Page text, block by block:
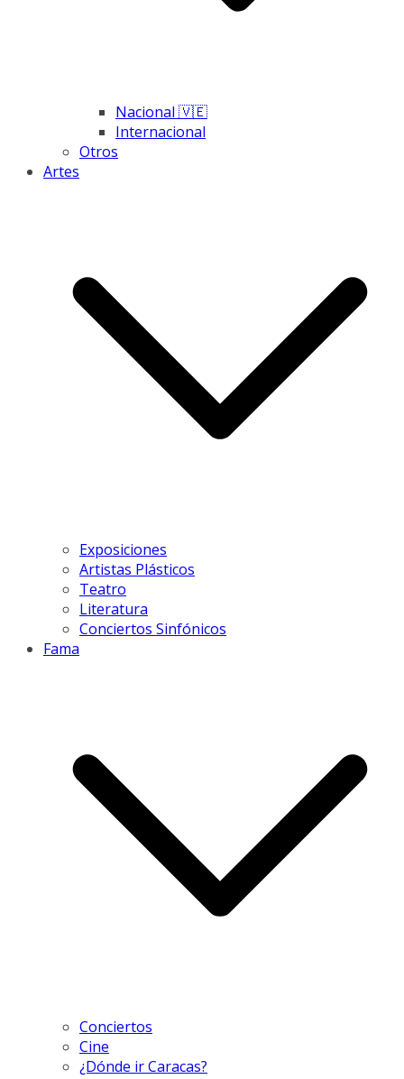
Nacional 🇻🇪
Internacional
Otros
Artes
Exposiciones
Artistas Plásticos
Teatro
Literatura
Conciertos Sinfónicos
Fama
Conciertos
Cine
¿Dónde ir Caracas?